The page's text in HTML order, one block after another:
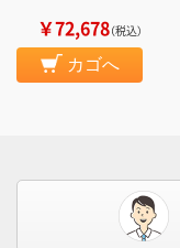
￥72,678（税込）
カゴへ